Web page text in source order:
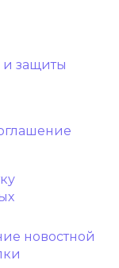
и защиты
новостной